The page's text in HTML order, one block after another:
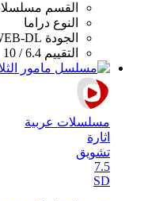
القسم
النوع دراما
الجودة DL
التقييم 6.4 / 10
مسلسلات عربية
اثارة
تشويق
7.5
SD